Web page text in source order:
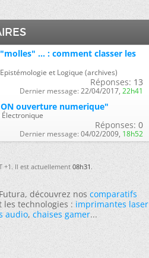
... : comment classer les
et Logique (archives)
Réponses: 13
Dernier message: 22/04/2017, 22h41
ouverture numerique"
Réponses: 0
Dernier message: 04/02/2009, 18h52
+1. Il est actuellement08h31.
découvrez noscomparatifs
technologies :imprimantes laser
audio,chaises gamer...